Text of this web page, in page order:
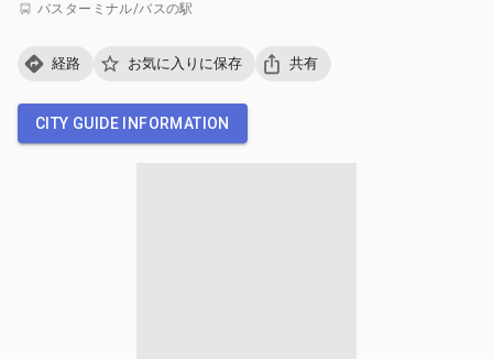
バスターミナル/バスの駅
経路 お気に入りに保存 共有
CITY GUIDE INFORMATION